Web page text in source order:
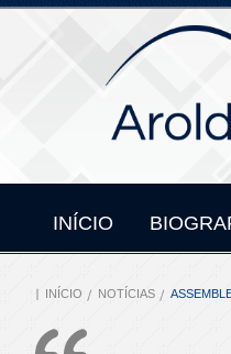
INÍCIO
INÍCIO NOTÍCIAS